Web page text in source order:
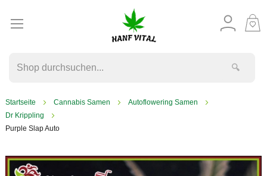
🔍
Startseite Cannabis Samen
Autoflowering Samen
Dr Krippling
Purple Slap Auto